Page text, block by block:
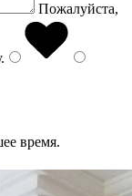
Пожалуйста,
.
время.